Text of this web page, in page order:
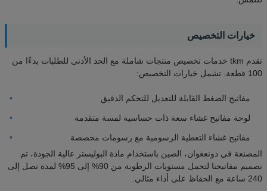
خيارات التخصيص
تقدم tkm خدمات تخصيص منتجات شاملة مع الحد الأدنى للطلبات بدءًا من
100 قطعة. تشمل خيارات التخصيص:
مفاتيح الضغط القابلة للتعديل للتحكم الدقيق
لوحة مفاتيح غشاء سعة ذات حساسية لمسة متقدمة
مفاتيح غشاء التغطية الرسومية مع رسومات مخصصة
المصنعة في دونغغوان، الصين باستخدام مادة البوليستر عالية الجودة، تم
تصميم مفاتيحنا لتحمل مستويات الرطوبة من 90% إلى 95% لمدة تصل إلى
240 ساعة مع الحفاظ على أداء مثالي.